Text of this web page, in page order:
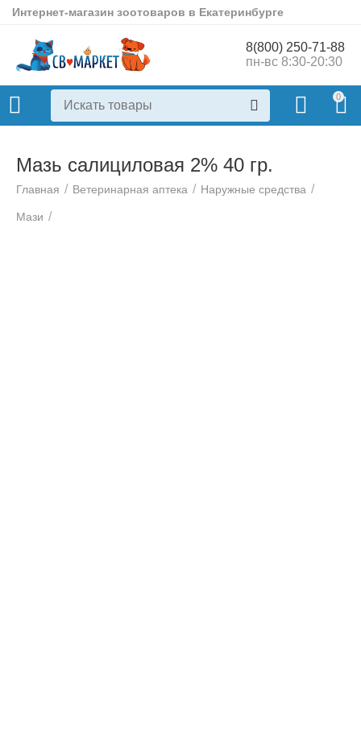
Интернет-магазин зоотоваров в Екатеринбурге
8(800) 250-71-88
пн-вс 8:30-20:30
0
Мазь салициловая 2% 40 гр.
Главная / Ветеринарная аптека / Наружные средства /
Мази /